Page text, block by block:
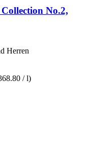
No.2,
Herren
/ l)